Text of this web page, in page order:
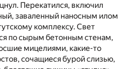
Перекатился, включил
заваленный наносным илом
комплексу. Свет
по сырым бетонным стенам,
мицелиями, какие-то
сочащиеся бурой слизью,